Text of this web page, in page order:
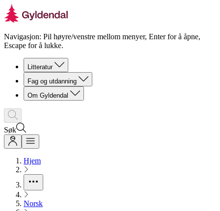
Navigasjon: Pil høyre/venstre mellom menyer, Enter for å åpne,
Escape for å lukke.
Litteratur
Fag og utdanning
Om Gyldendal
Søk
Hjem
Norsk